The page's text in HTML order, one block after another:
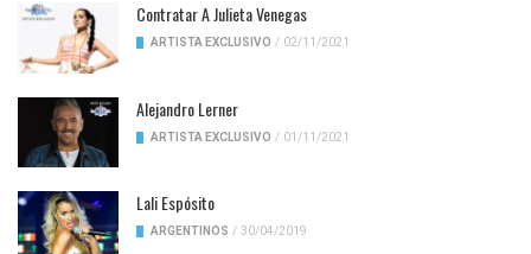
Contratar A Julieta Venegas
ARTISTA EXCLUSIVO / 02/11/2021
Alejandro Lerner
ARTISTA EXCLUSIVO / 01/11/2021
Lali Espósito
ARGENTINOS / 30/04/2019